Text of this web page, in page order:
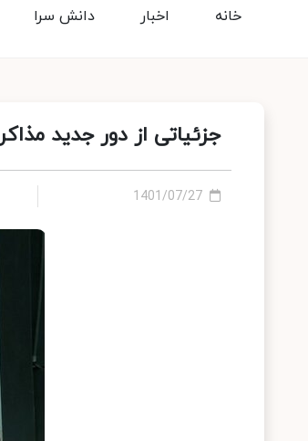
دانش سرا اخبار خانه
جزئیاتی از دور جدید
1401/07/27